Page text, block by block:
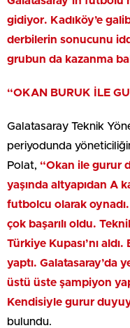
gidiyor. Kadıköy’e
derbilerin sonucunu
grubun da kazanma
“OKAN BURUK İLE
Galatasaray Teknik
periyodunda
Polat, “Okan ile gurur
yaşında altyapıdan A
futbolcu olarak
çok başarılı oldu.
Türkiye Kupası’nı
yaptı. Galatasaray’da
üstü üste şampiyon
Kendisiyle gurur
bulundu.